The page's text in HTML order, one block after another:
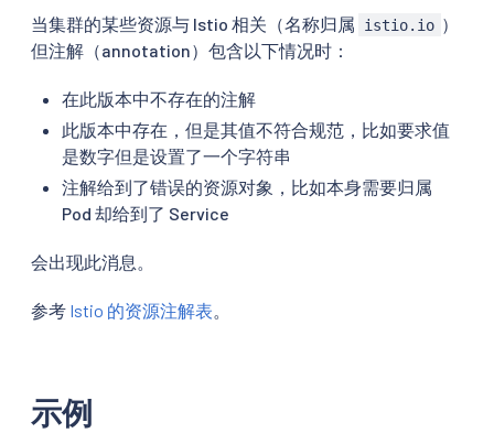
当集群的某些资源与 Istio 相关（名称归属 istio.io ）
但注解（annotation）包含以下情况时：
在此版本中不存在的注解
此版本中存在，但是其值不符合规范，比如要求值
是数字但是设置了一个字符串
注解给到了错误的资源对象，比如本身需要归属
Pod 却给到了 Service
会出现此消息。
参考 Istio 的资源注解表
示例